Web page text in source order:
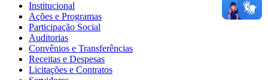
Institucional
Ações e Programas
Participação Social
Auditorias
Convênios e Transferências
Receitas e Despesas
Licitações e Contratos